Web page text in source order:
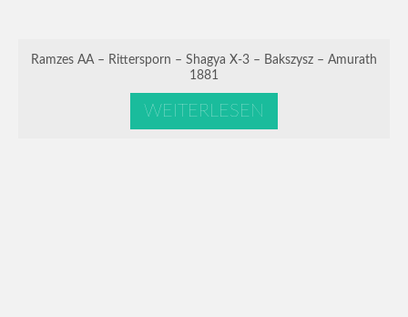
Ramzes AA – Rittersporn – Shagya X-3 – Bakszysz – Amurath
1881
WEITERLESEN